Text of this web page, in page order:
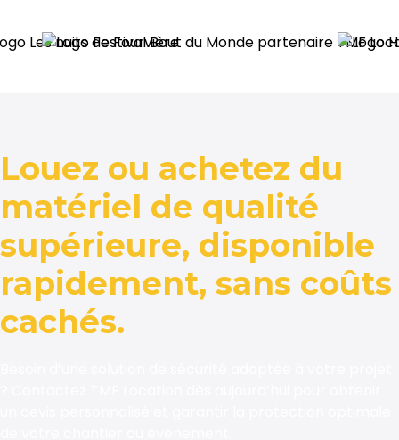
Louez ou achetez du
matériel de qualité
supérieure, disponible
rapidement, sans coûts
cachés.